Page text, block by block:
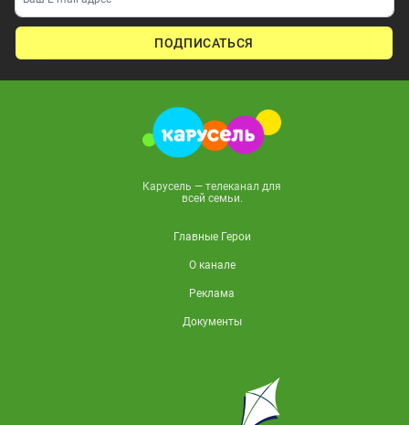
ПОДПИСАТЬСЯ
Карусель — телеканал для
всей семьи.
Главные Герои
О канале
Реклама
Документы